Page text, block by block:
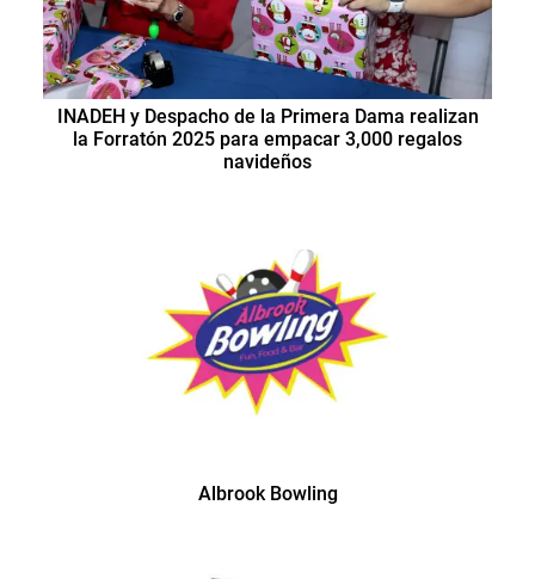
INADEH y Despacho de la Primera Dama realizan
la Forratón 2025 para empacar 3,000 regalos
navideños
Albrook Bowling